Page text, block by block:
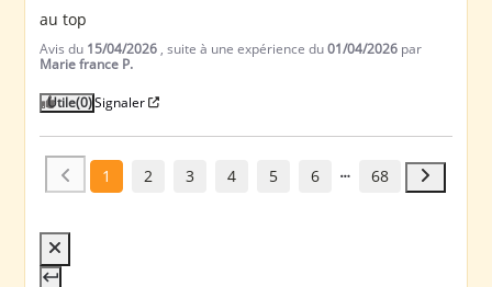
au top
Avis du 15/04/2026 , suite à une expérience du01/04/2026 par
Marie france P.
Utile(0)Signaler
1 2 3 4 5 6 68